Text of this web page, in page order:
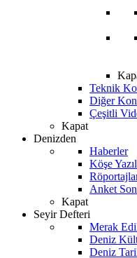
Teknik
Diğer
Çeşitli
Kapat
Denizden
Haberler
Köşe
Anket
Kapat
Seyir Defteri
Merak
Deniz
Deniz